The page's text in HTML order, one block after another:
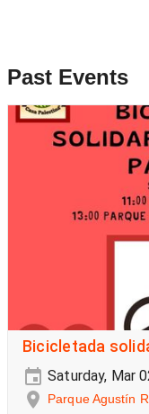
Past Events
Bicicletada
Saturday, Mar
Parque Agustín